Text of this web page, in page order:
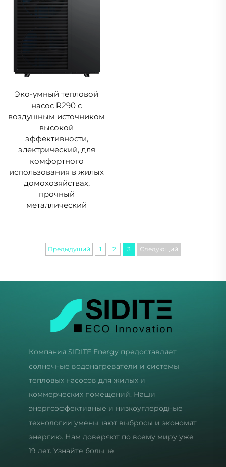
Эко-умный тепловой
насос R290 с
воздушным источником
высокой
эффективности,
электрический, для
комфортного
использования в жилых
домохозяйствах,
прочный
металлический
Предыдущий 1 2 3 Следующий
Компания SIDITE Energy предоставляет
солнечные водонагреватели и системы
тепловых насосов для жилых и
коммерческих помещений. Наши
энергоэффективные и низкоуглеродные
технологии уменьшают выбросы и экономят
энергию. Нам доверяют по всему миру уже
19 лет. Узнайте больше.